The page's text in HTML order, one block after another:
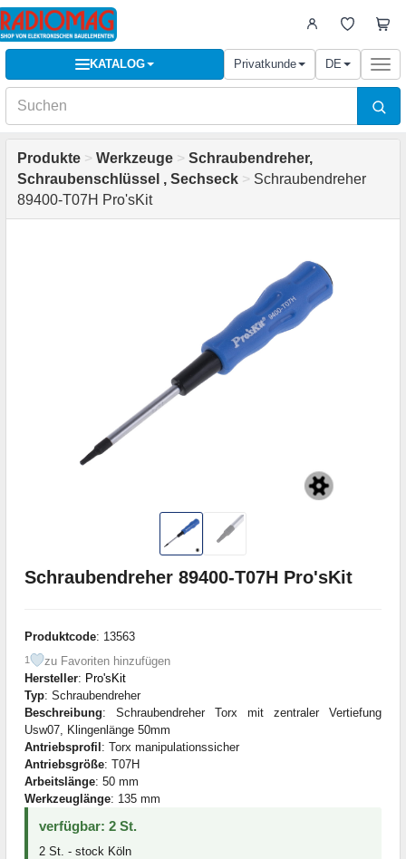
KATALOG Privatkunde DE
Produkte > Werkzeuge > Schraubendreher,
Schraubenschlüssel , Sechseck > Schraubendreher
89400-T07H Pro'sKit
Schraubendreher 89400-T07H Pro'sKit
Produktcode: 13563
1
zu Favoriten hinzufügen
Hersteller: Pro'sKit
Typ: Schraubendreher
Beschreibung: Schraubendreher Torx mit zentraler Vertiefung
Usw07, Klingenlänge 50mm
Antriebsprofil: Torx manipulationssicher
Antriebsgröße: T07H
Arbeitslänge: 50 mm
Werkzeuglänge: 135 mm
verfügbar: 2 St.
2 St. - stock Köln